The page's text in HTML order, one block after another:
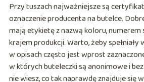
Przy tuszach najważniejsze są
oznaczenie producenta na butelce.
mają etykietę z nazwą koloru, numerem
krajem produkcji. Warto, żeby spełniały
w opisach często jest wprost
w których buteleczki są anonimowe i
nie wiesz, co tak naprawdę znajduje się